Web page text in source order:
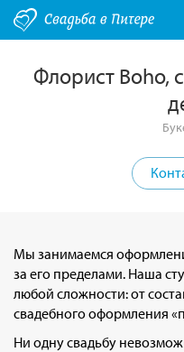
Флорист Boho,
Мы занимаемся
за его пределами. Наша
любой сложности: от
свадебного оформления
Ни одну свадьбу